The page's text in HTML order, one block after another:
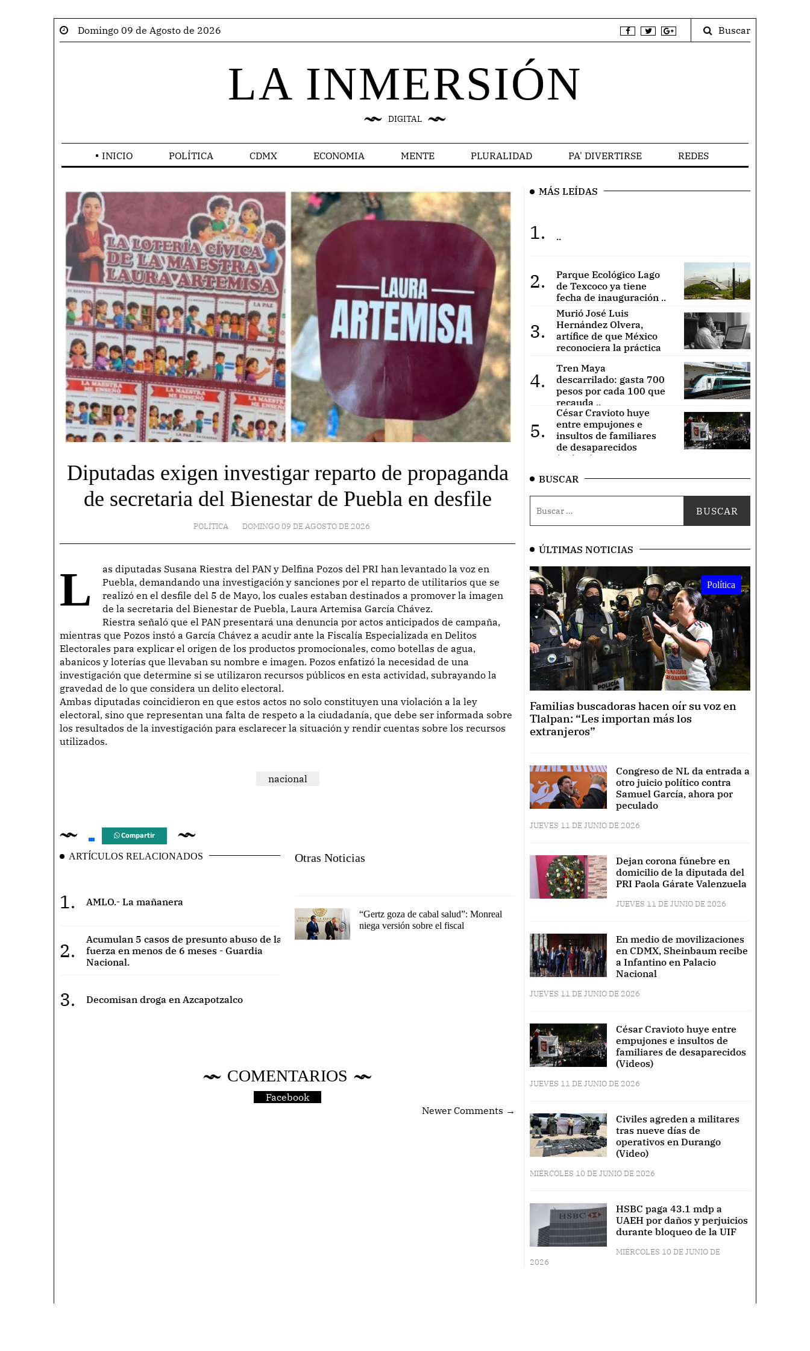
Domingo 09 de Agosto de 2026 Buscar
LA INMERSIÓN
DIGITAL
INICIO POLÍTICA CDMX ECONOMIA MENTE PLURALIDAD PA' DIVERTIRSE REDES
Diputadas exigen investigar reparto de propaganda
de secretaria del Bienestar de Puebla en desfile
POLÍTICA DOMINGO 09 DE AGOSTO DE 2026
Las diputadas Susana Riestra del PAN y Delfina Pozos del PRI han levantado la voz en
Puebla, demandando una investigación y sanciones por el reparto de utilitarios que se
realizó en el desfile del 5 de Mayo, los cuales estaban destinados a promover la imagen
de la secretaria del Bienestar de Puebla, Laura Artemisa García Chávez.
Riestra señaló que el PAN presentará una denuncia por actos anticipados de campaña,
mientras que Pozos instó a García Chávez a acudir ante la Fiscalía Especializada en Delitos
Electorales para explicar el origen de los productos promocionales, como botellas de agua,
abanicos y loterías que llevaban su nombre e imagen. Pozos enfatizó la necesidad de una
investigación que determine si se utilizaron recursos públicos en esta actividad, subrayando la
gravedad de lo que considera un delito electoral.
Ambas diputadas coincidieron en que estos actos no solo constituyen una violación a la ley
electoral, sino que representan una falta de respeto a la ciudadanía, que debe ser informada sobre
los resultados de la investigación para esclarecer la situación y rendir cuentas sobre los recursos
utilizados.
nacional
Compartir
ARTÍCULOS RELACIONADOS
1. AMLO.- La mañanera
2.
Acumulan 5 casos de presunto abuso de la
fuerza en menos de 6 meses - Guardia
Nacional.
3. Decomisan droga en Azcapotzalco
Otras Noticias
“Gertz goza de cabal salud”: Monreal
niega versión sobre el fiscal
COMENTARIOS
Facebook
Newer Comments →
MÁS LEÍDAS
1. ..
2.
Parque Ecológico Lago
de Texcoco ya tiene
fecha de inauguración ..
3.
Murió José Luis
Hernández Olvera,
artífice de que México
reconociera la práctica
4.
Tren Maya
descarrilado: gasta 700
pesos por cada 100 que
recauda ..
5.
César Cravioto huye
entre empujones e
insultos de familiares
de desaparecidos
(Videos) ..
BUSCAR
ÚLTIMAS NOTICIAS
Política
Familias buscadoras hacen oír su voz en
Tlalpan: “Les importan más los
extranjeros”
Congreso de NL da entrada a
otro juicio político contra
Samuel García, ahora por
peculado
JUEVES 11 DE JUNIO DE 2026
Dejan corona fúnebre en
domicilio de la diputada del
PRI Paola Gárate Valenzuela
JUEVES 11 DE JUNIO DE 2026
En medio de movilizaciones
en CDMX, Sheinbaum recibe
a Infantino en Palacio
Nacional
JUEVES 11 DE JUNIO DE 2026
César Cravioto huye entre
empujones e insultos de
familiares de desaparecidos
(Videos)
JUEVES 11 DE JUNIO DE 2026
Civiles agreden a militares
tras nueve días de
operativos en Durango
(Video)
MIÉRCOLES 10 DE JUNIO DE 2026
HSBC paga 43.1 mdp a
UAEH por daños y perjuicios
durante bloqueo de la UIF
MIÉRCOLES 10 DE JUNIO DE
2026